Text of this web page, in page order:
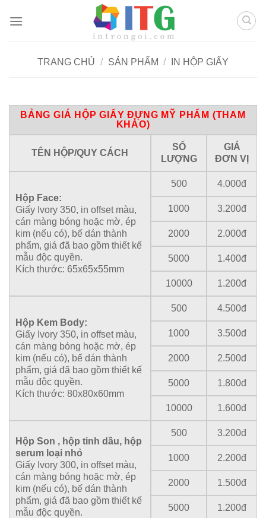
đến
TRANG CHỦ / SẢN PHẨM / IN HỘP GIẤY
BẢNG GIÁ HỘP GIẤY ĐỰNG MỸ PHẨM (THAM
KHẢO)
TÊN HỘP/QUY CÁCH
SỐ
LƯỢNG
GIÁ
ĐƠN VỊ
Hộp Face:
Giấy Ivory 350, in offset màu,
cán màng bóng hoặc mờ, ép
kim (nếu có), bế dán thành
phẩm, giá đã bao gồm thiết kế
mẫu độc quyền.
Kích thước: 65x65x55mm
500 4.000đ
1000 3.200đ
2000 2.000đ
5000 1.400đ
10000 1.200đ
Hộp Kem Body:
Giấy Ivory 350, in offset màu,
cán màng bóng hoặc mờ, ép
kim (nếu có), bế dán thành
phẩm, giá đã bao gồm thiết kế
mẫu độc quyền.
Kích thước: 80x80x60mm
500 4.500đ
1000 3.500đ
2000 2.500đ
5000 1.800đ
10000 1.600đ
Hộp Son , hộp tinh dầu, hộp
serum loại nhỏ
Giấy Ivory 300, in offset màu,
cán màng bóng hoặc mờ, ép
kim (nếu có), bế dán thành
phẩm, giá đã bao gồm thiết kế
mẫu độc quyền.
500 3.200đ
1000 2.200đ
2000 1.500đ
5000 1.200đ